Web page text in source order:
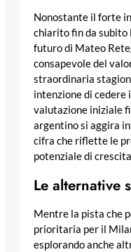
Nonostante il forte
chiarito fin da subito
futuro di Mateo
consapevole del
straordinaria
intenzione di cedere
valutazione iniziale
argentino si aggira
cifra che riflette le
potenziale di
Le alternative
Mentre la pista che
prioritaria per il
esplorando anche